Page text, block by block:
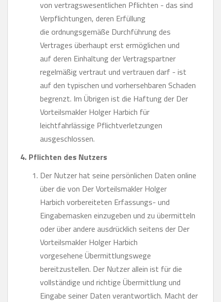
von vertragswesentlichen Pflichten - das sind
Verpflichtungen, deren Erfüllung
die ordnungsgemäße Durchführung des
Vertrages überhaupt erst ermöglichen und
auf deren Einhaltung der Vertragspartner
regelmäßig vertraut und vertrauen darf - ist
auf den typischen und vorhersehbaren Schaden
begrenzt. Im Übrigen ist die Haftung der Der
Vorteilsmakler Holger Harbich für
leichtfahrlässige Pflichtverletzungen
ausgeschlossen.
4. Pflichten des Nutzers
Der Nutzer hat seine persönlichen Daten online
über die von Der Vorteilsmakler Holger
Harbich vorbereiteten Erfassungs- und
Eingabemasken einzugeben und zu übermitteln
oder über andere ausdrücklich seitens der Der
Vorteilsmakler Holger Harbich
vorgesehene Übermittlungswege
bereitzustellen. Der Nutzer allein ist für die
vollständige und richtige Übermittlung und
Eingabe seiner Daten verantwortlich. Macht der